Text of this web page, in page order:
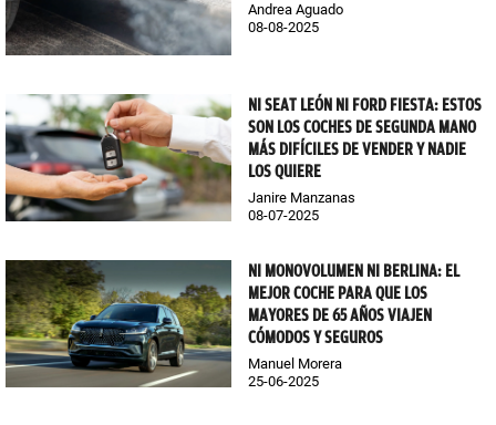
Andrea Aguado
08-08-2025
NI SEAT LEÓN NI FORD FIESTA: ESTOS
SON LOS COCHES DE SEGUNDA MANO
MÁS DIFÍCILES DE VENDER Y NADIE
LOS QUIERE
Janire Manzanas
08-07-2025
NI MONOVOLUMEN NI BERLINA: EL
MEJOR COCHE PARA QUE LOS
MAYORES DE 65 AÑOS VIAJEN
CÓMODOS Y SEGUROS
Manuel Morera
25-06-2025